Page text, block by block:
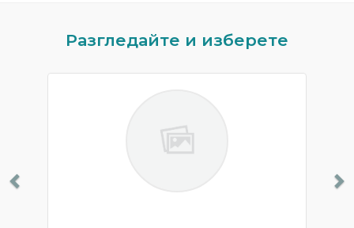
Разгледайте и изберете